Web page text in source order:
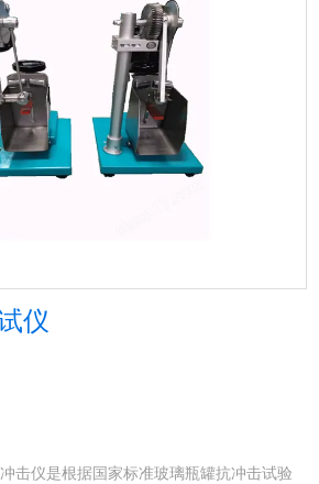
仪
击仪是根据国家标准玻璃瓶罐抗冲击试验